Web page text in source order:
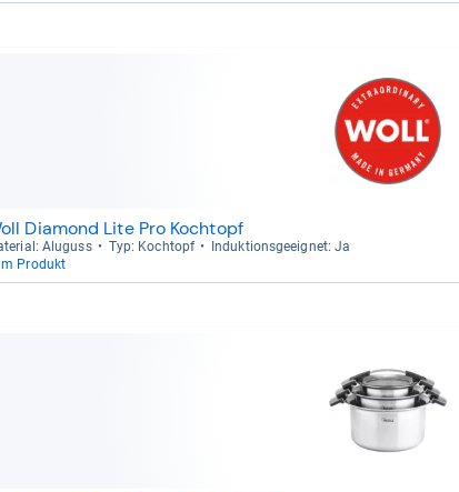
Diamond Lite Pro Kochtopf
Alu­guss Typ: Koch­topf
Induk­ti­ons­ge­eig­net: Ja
Produkt